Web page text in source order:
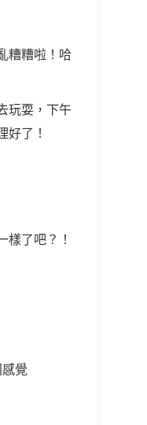
糟糟啦！哈
玩耍，下午
好了！
樣了吧？！
覺